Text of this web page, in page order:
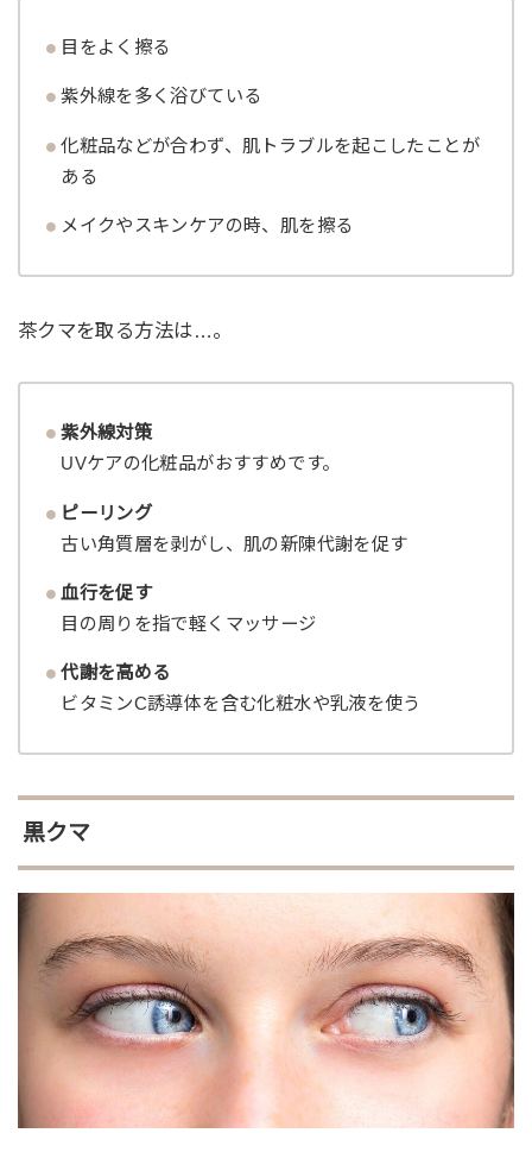
目をよく擦る
紫外線を多く浴びている
化粧品などが合わず、肌トラブルを起こしたことが
ある
メイクやスキンケアの時、肌を擦る
茶クマを取る方法は…。
紫外線対策
UVケアの化粧品がおすすめです。
ピーリング
古い角質層を剥がし、肌の新陳代謝を促す
血行を促す
目の周りを指で軽くマッサージ
代謝を高める
ビタミンC誘導体を含む化粧水や乳液を使う
黒クマ